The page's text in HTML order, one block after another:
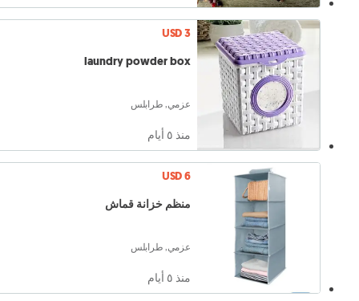
USD 3
laundry powder box
عزمي, طرابلس
منذ ٥ أيام
USD 6
منظم خزانة قماش
عزمي, طرابلس
منذ ٥ أيام